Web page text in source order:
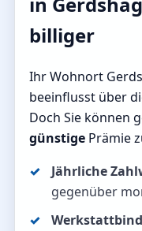
billiger
Ihr Wohnort
beeinflusst über
Doch Sie können
günstige Prämie
Jährliche
gegenüber